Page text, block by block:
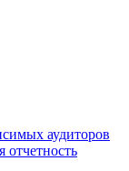
аудиторов
отчетность